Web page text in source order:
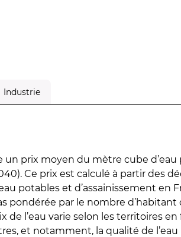
Industrie
un prix moyen du mètre cube d’eau
Ce prix est calculé à partir des
potables et d’assainissement en
pondérée par le nombre d’habitant
de l’eau varie selon les territoires
et notamment, la qualité de l’eau